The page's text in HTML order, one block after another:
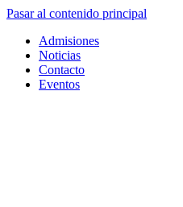
Pasar al contenido principal
Admisiones
Noticias
Contacto
Eventos